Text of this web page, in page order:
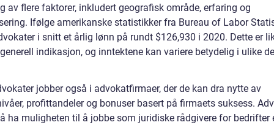
av flere faktorer, inkludert geografisk område, erfaring og
Ifølge amerikanske statistikker fra Bureau of Labor
i snitt et årlig lønn på rundt $126,930 i 2020. Dette er
indikasjon, og inntektene kan variere betydelig i ulike
jobber også i advokatfirmaer, der de kan dra nytte av
profittandeler og bonuser basert på firmaets suksess.
ha muligheten til å jobbe som juridiske rådgivere for bedrifter